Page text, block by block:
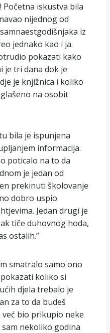
iskustva bila
nijednog od
iz
jednako kao i ja.
pokazati kako
je tri dana dok je
je knjižnica i koliko
na osobit
bila je ispunjena
informacija.
poticalo na to da
je jedan od
prekinuti školovanje
dobro uspio
Jedan drugi je
tiče duhovnog hoda,
ostalih.”
smatralo samo ono
koliko si
djela trebalo je
za to da budeš
već bio prikupio neke
nekoliko godina